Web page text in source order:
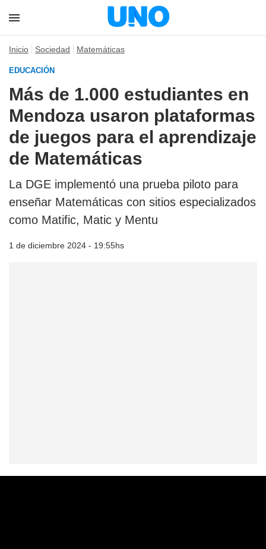
Inicio Sociedad Matemáticas
EDUCACIÓN
Más de 1.000 estudiantes en
Mendoza usaron plataformas
de juegos para el aprendizaje
de Matemáticas
La DGE implementó una prueba piloto para
enseñar Matemáticas con sitios especializados
como Matific, Matic y Mentu
1 de diciembre 2024 - 19:55hs